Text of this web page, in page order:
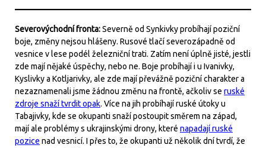
Severovýchodní fronta:Severně od Synkivky probíhají poziční
boje, změny nejsou hlášeny. Rusové tlačí severozápadně od
vesnice v lese podél železniční trati. Zatím není úplně jisté, jestli
zde mají nějaké úspěchy, nebo ne. Boje probíhají i u Ivanivky,
Kyslivky a Kotljarivky, ale zde mají převážně poziční charakter a
nezaznamenali jsme žádnou změnu na frontě, ačkoliv se ruské
zdroje snaží tvrdit opak. Více na jih probíhají ruské útoky u
Tabajivky, kde se okupanti snaží postoupit směrem na západ,
mají ale problémy s ukrajinskými drony, které napadají ruské
pozice nad vesnicí. I přes to, že okupanti už několik dní tvrdí, že